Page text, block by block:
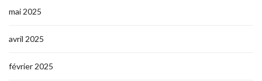
mai 2025
avril 2025
février 2025